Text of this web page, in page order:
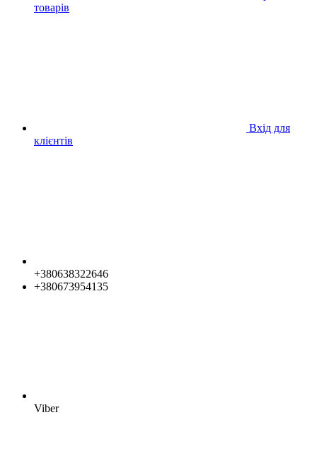
товарів
Вхід для
клієнтів
+380638322646
+380673954135
Viber